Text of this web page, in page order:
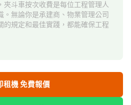
夾斗車按次收費是每位工程管理人
。無論你是承建商、物業管理公司
的規定和最佳實踐，都能確保工程
租機 免費報價